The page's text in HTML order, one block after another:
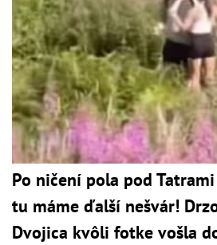
Po ničení pola pod
tu máme ďalší nešvár!
Dvojica kvôli fotke vošla